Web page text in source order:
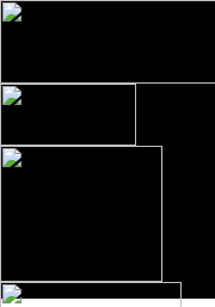
Direkt zum Seiteninhalt